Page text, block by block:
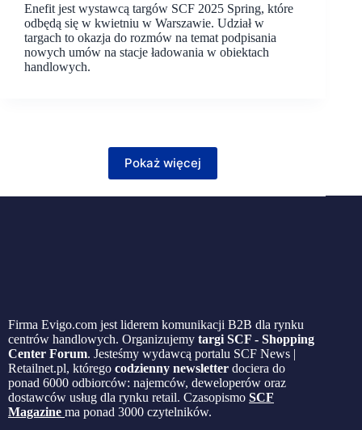
Enefit jest wystawcą targów SCF 2025 Spring, które
odbędą się w kwietniu w Warszawie. Udział w
targach to okazja do rozmów na temat podpisania
nowych umów na stacje ładowania w obiektach
handlowych.
Pokaż więcej
Firma Evigo.com jest liderem komunikacji B2B dla rynku
centrów handlowych. Organizujemy targi SCF - Shopping
Center Forum. Jesteśmy wydawcą portalu SCF News |
Retailnet.pl, którego codzienny newsletter dociera do
ponad 6000 odbiorców: najemców, deweloperów oraz
dostawców usług dla rynku retail. Czasopismo SCF
Magazine ma ponad 3000 czytelników.